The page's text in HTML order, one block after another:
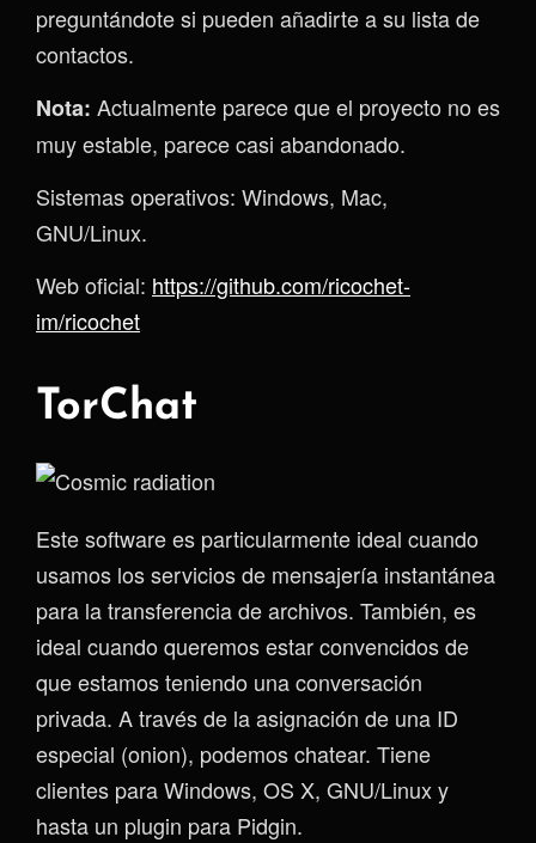
preguntándote si pueden añadirte a su lista de
contactos.
Nota: Actualmente parece que el proyecto no es
muy estable, parece casi abandonado.
Sistemas operativos: Windows, Mac,
GNU/Linux.
Web oficial: https://github.com/ricochet-
im/ricochet
TorChat
Este software es particularmente ideal cuando
usamos los servicios de mensajería instantánea
para la transferencia de archivos. También, es
ideal cuando queremos estar convencidos de
que estamos teniendo una conversación
privada. A través de la asignación de una ID
especial (onion), podemos chatear. Tiene
clientes para Windows, OS X, GNU/Linux y
hasta un plugin para Pidgin.